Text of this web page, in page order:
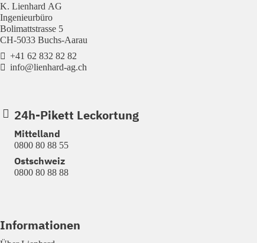
K. Lienhard AG
Ingenieurbüro
Bolimattstrasse 5
CH-5033 Buchs-Aarau
+41 62 832 82 82
info@lienhard-ag.ch
24h-Pikett Leckortung
Mittelland
0800 80 88 55
Ostschweiz
0800 80 88 88
Informationen